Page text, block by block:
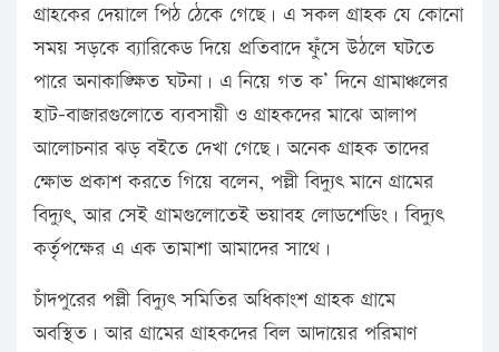
গ্রাহকের দেয়ালে পিঠ ঠেকে গেছে। এ সকল গ্রাহক যে কোনো
সময় সড়কে ব্যারিকেড দিয়ে প্রতিবাদে ফুঁসে উঠলে ঘটতে
পারে অনাকাঙ্ক্ষিত ঘটনা। এ নিয়ে গত ক’ দিনে গ্রামাঞ্চলের
হাট-বাজারগুলোতে ব্যবসায়ী ও গ্রাহকদের মাঝে আলাপ
আলোচনার ঝড় বইতে দেখা গেছে। অনেক গ্রাহক তাদের
ক্ষোভ প্রকাশ করতে গিয়ে বলেন, পল্লী বিদ্যুৎ মানে গ্রামের
বিদ্যুৎ, আর সেই গ্রামগুলোতেই ভয়াবহ লোডশেডিং। বিদ্যুৎ
কর্তৃপক্ষের এ এক তামাশা আমাদের সাথে।
চাঁদপুরের পল্লী বিদ্যুৎ সমিতির অধিকাংশ গ্রাহক গ্রামে
অবস্থিত। আর গ্রামের গ্রাহকদের বিল আদায়ের পরিমাণ